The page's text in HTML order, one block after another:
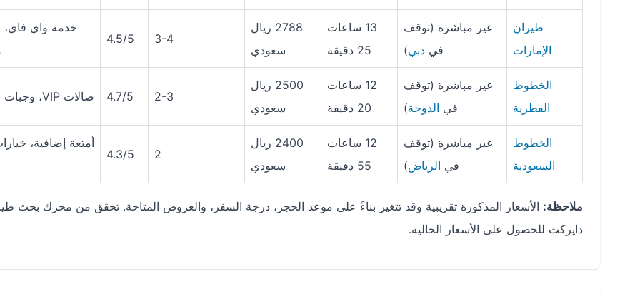
طيران
الإمارات
غير مباشرة (توقف
في دبي)
13 ساعات
25 دقيقة
2788 ريال
سعودي
3-4
4.5/5
خدمة واي فاي،
الخطوط
القطرية
غير مباشرة (توقف
في الدوحة)
12 ساعات
20 دقيقة
2500 ريال
سعودي
2-3
4.7/5 صالات VIP، وجبات فاخرة
الخطوط
السعودية
غير مباشرة (توقف
في الرياض)
12 ساعات
55 دقيقة
2400 ريال
سعودي
2
4.3/5
أمتعة إضافية،
ملاحظة: الأسعار المذكورة تقريبية وقد تتغير بناءً على موعد الحجز، درجة السفر، والعروض المتاحة. تحقق من محرك بحث
دايركت للحصول على الأسعار الحالية.